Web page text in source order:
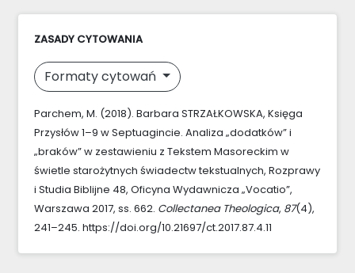
ZASADY CYTOWANIA
Formaty cytowań
Parchem, M. (2018). Barbara STRZAŁKOWSKA, Księga
Przysłów 1–9 w Septuagincie. Analiza „dodatków” i
„braków” w zestawieniu z Tekstem Masoreckim w
świetle starożytnych świadectw tekstualnych, Rozprawy
i Studia Biblijne 48, Oficyna Wydawnicza „Vocatio”,
Warszawa 2017, ss. 662. Collectanea Theologica, 87(4),
241–245. https://doi.org/10.21697/ct.2017.87.4.11